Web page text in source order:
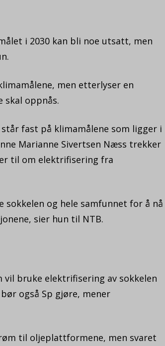
i 2030 kan bli noe utsatt, men
men etterlyser en
skal oppnås.
fast på klimamålene som ligger i
Marianne Sivertsen Næss trekker
til om elektrifisering fra
sokkelen og hele samfunnet for å nå
sier hun til NTB.
bruke elektrifisering av sokkelen
også Sp gjøre, mener
til oljeplattformene, men svaret